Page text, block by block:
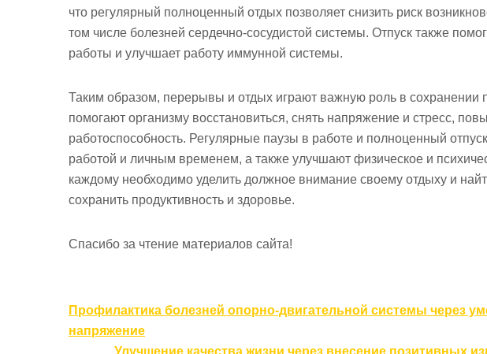
что регулярный полноценный отдых позволяет снизить риск
том числе болезней сердечно-сосудистой системы. Отпуск также
работы и улучшает работу иммунной системы.
Таким образом, перерывы и отдых играют важную роль в сохранении
помогают организму восстановиться, снять напряжение и стресс,
работоспособность. Регулярные паузы в работе и полноценный
работой и личным временем, а также улучшают физическое и
каждому необходимо уделить должное внимание своему отдыху и
сохранить продуктивность и здоровье.
Спасибо за чтение материалов сайта!
Навигация
по
Профилактика болезней опорно-двигательной системы через
напряжение
Улучшение качества жизни через внесение позитивных